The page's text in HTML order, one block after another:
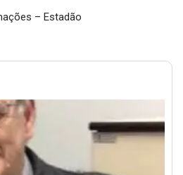
– Estadão